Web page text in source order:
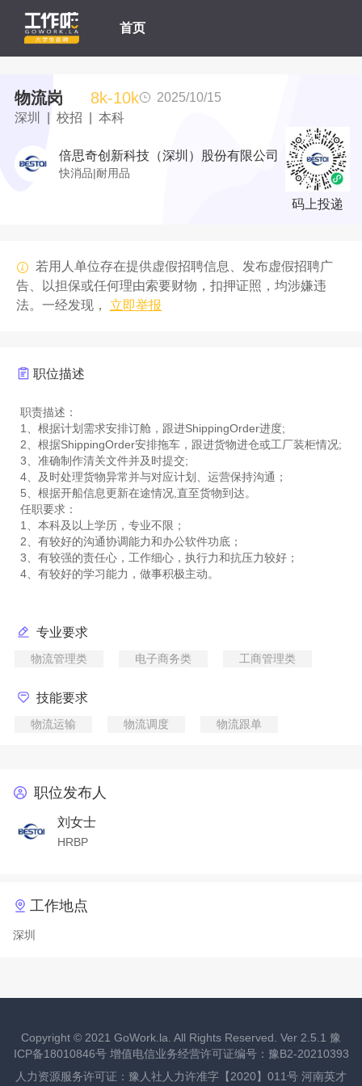
首页
物流岗 8k-10k
2025/10/15
深圳 | 校招 | 本科
倍思奇创新科技（深圳）股份有限公司
快消品|耐用品
码上投递
若用人单位存在提供虚假招聘信息、发布虚假招聘广
告、以担保或任何理由索要财物，扣押证照，均涉嫌违
法。一经发现，
立即举报
职位描述
职责描述：
1、根据计划需求安排订舱，跟进ShippingOrder进度;
2、根据ShippingOrder安排拖车，跟进货物进仓或工厂装柜情况;
3、准确制作清关文件并及时提交;
4、及时处理货物异常并与对应计划、运营保持沟通；
5、根据开船信息更新在途情况,直至货物到达。
任职要求：
1、本科及以上学历，专业不限；
2、有较好的沟通协调能力和办公软件功底；
3、有较强的责任心，工作细心，执行力和抗压力较好；
专业要求
物流管理类 电子商务类 工商管理类
技能要求
物流运输 物流调度 物流跟单
职位发布人
刘女士
HRBP
工作地点
深圳
Copyright © 2021 GoWork.la. All Rights Reserved. Ver 2.5.1 豫
ICP备18010846号增值电信业务经营许可证编号：豫B2-20210393
人力资源服务许可证：豫人社人力许准字【2020】011号 河南英才